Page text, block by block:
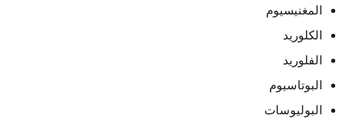
المغنيسيوم
الكلوريد
الفلوريد
البوتاسيوم
البوليوسات